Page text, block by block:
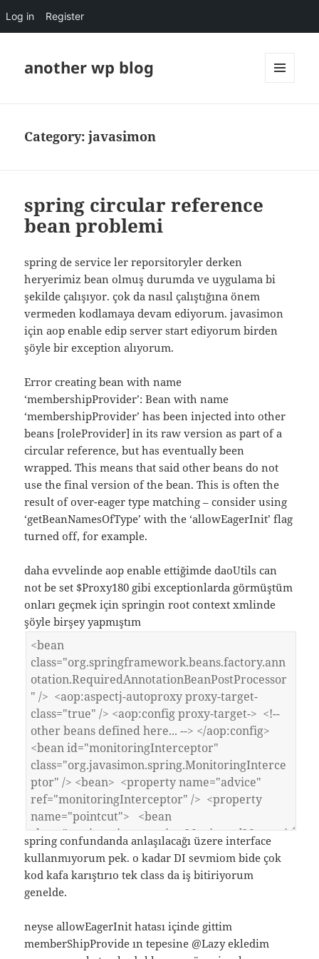
Log in Register
another wp blog
Category:javasimon
spring circular reference
bean problemi
spring de service ler reporsitoryler derken
heryerimiz bean olmuş durumda ve uygulama bi
şekilde çalışıyor. çok da nasıl çalıştığına önem
vermeden kodlamaya devam ediyorum. javasimon
için aop enable edip server start ediyorum birden
şöyle bir exception alıyorum.
Error creating bean with name
‘membershipProvider’: Bean with name
‘membershipProvider’ has been injected into other
beans [roleProvider] in its raw version as part of a
circular reference, but has eventually been
wrapped. This means that said other beans do not
use the final version of the bean. This is often the
result of over-eager type matching – consider using
‘getBeanNamesOfType’ with the ‘allowEagerInit’ flag
turned off, for example.
daha evvelinde aop enable ettiğimde daoUtils can
not be set $Proxy180 gibi exceptionlarda görmüştüm
onları geçmek için springin root context xmlinde
şöyle birşey yapmıştım
spring confundanda anlaşılacağı üzere interface
kullanmıyorum pek. o kadar DI sevmiom bide çok
kod kafa karıştırıo tek class da iş bitiriyorum
genelde.
neyse allowEagerInit hatası içinde gittim
memberShipProvide ın tepesine @Lazy ekledim